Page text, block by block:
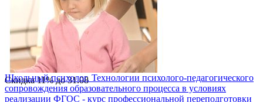
Скидка11%до31.08
Школьный психолог. Технологии психолого-педагогического
сопровождения образовательного процесса в условиях
реализации ФГОС - курс профессиональной переподготовки